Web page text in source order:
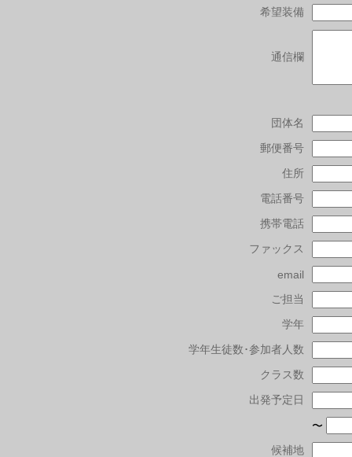
希望装備
通信欄
団体名
郵便番号
住所
電話番号
携帯電話
ファックス
email
ご担当
学年
学年生徒数･参加者人数
クラス数
出発予定日
〜
候補地